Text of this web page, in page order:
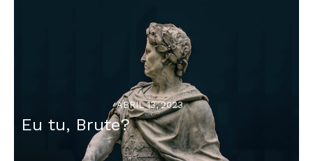
Eu tu, Brute?
ABRIL 13, 2023
Arbitraje Internacional,Litigación